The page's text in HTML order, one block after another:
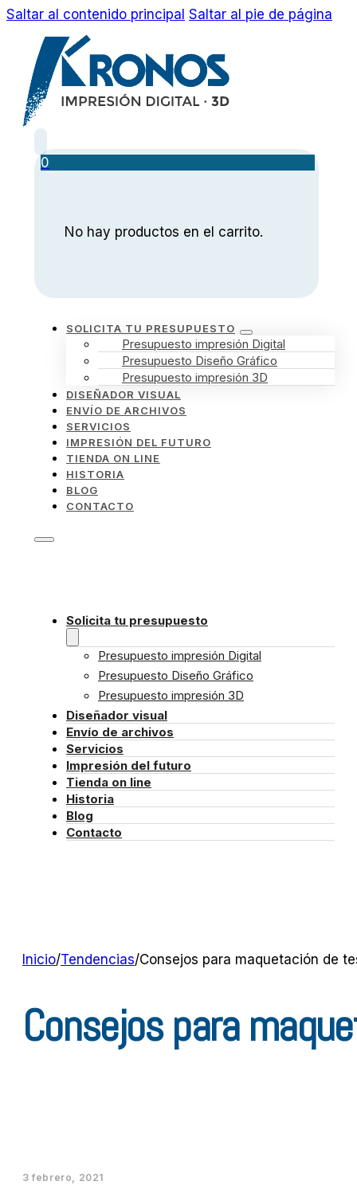
Saltar al contenido principal Saltar al pie de página
0
No hay productos en el carrito.
SOLICITA TU PRESUPUESTO
Presupuesto impresión Digital
Presupuesto Diseño Gráfico
Presupuesto impresión 3D
DISEÑADOR VISUAL
ENVÍO DE ARCHIVOS
SERVICIOS
IMPRESIÓN DEL FUTURO
TIENDA ON LINE
HISTORIA
BLOG
CONTACTO
Solicita tu presupuesto
Presupuesto impresión Digital
Presupuesto Diseño Gráfico
Presupuesto impresión 3D
Diseñador visual
Envío de archivos
Servicios
Impresión del futuro
Tienda on line
Historia
Blog
Contacto
Inicio/Tendencias/Consejos para maquetación de
Consejos para
3 febrero, 2021